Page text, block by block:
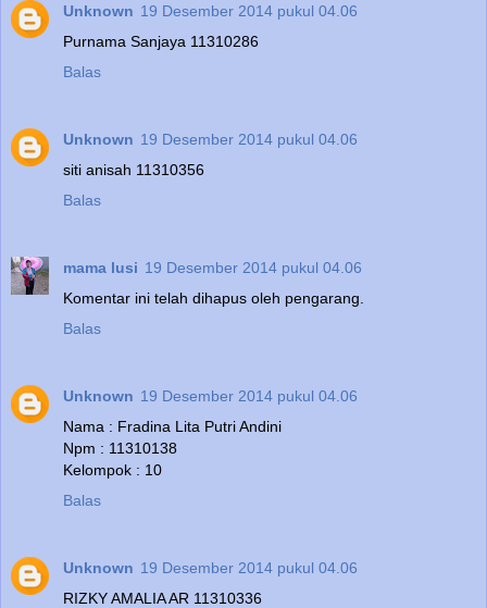
Unknown 19 Desember 2014 pukul 04.06
Purnama Sanjaya 11310286
Balas
Unknown 19 Desember 2014 pukul 04.06
siti anisah 11310356
Balas
mama lusi 19 Desember 2014 pukul 04.06
Komentar ini telah dihapus oleh pengarang.
Balas
Unknown 19 Desember 2014 pukul 04.06
Nama : Fradina Lita Putri Andini
Npm : 11310138
Kelompok : 10
Balas
Unknown 19 Desember 2014 pukul 04.06
RIZKY AMALIA AR 11310336